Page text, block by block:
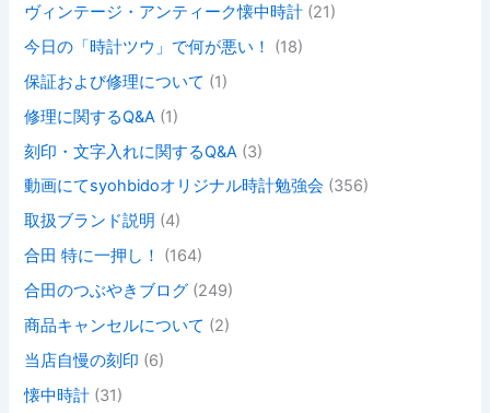
ヴィンテージ・アンティーク懐中時計 (21)
今日の「時計ツウ」で何が悪い！
(18)
保証および修理について (1)
修理に関するQ&A (1)
刻印・文字入れに関するQ&A (3)
動画にてsyohbidoオリジナル時計勉強会 (356)
取扱ブランド説明 (4)
合田 特に一押し！
(164)
合田のつぶやきブログ (249)
商品キャンセルについて (2)
当店自慢の刻印 (6)
懐中時計 (31)